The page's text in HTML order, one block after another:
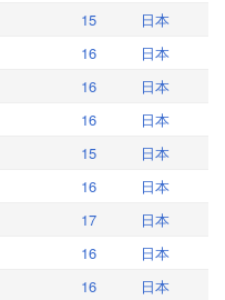
15
日本
16
日本
16
日本
16
日本
15
日本
16
日本
17
日本
16
日本
16
日本